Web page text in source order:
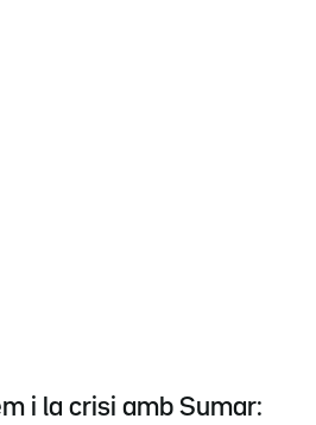
i la crisi amb Sumar: